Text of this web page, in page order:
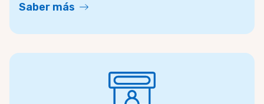
Saber más